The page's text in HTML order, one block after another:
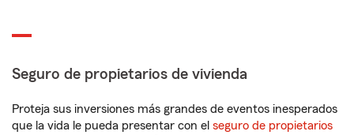
Seguro de propietarios de vivienda
Proteja sus inversiones más grandes de eventos inesperados
que la vida le pueda presentar con el seguro de propietarios